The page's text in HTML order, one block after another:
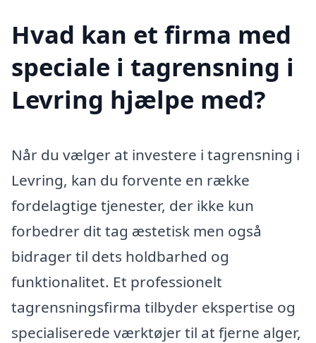
Hvad kan et firma med
speciale i tagrensning i
Levring hjælpe med?
Når du vælger at investere i tagrensning i
Levring, kan du forvente en række
fordelagtige tjenester, der ikke kun
forbedrer dit tag æstetisk men også
bidrager til dets holdbarhed og
funktionalitet. Et professionelt
tagrensningsfirma tilbyder ekspertise og
specialiserede værktøjer til at fjerne alger,